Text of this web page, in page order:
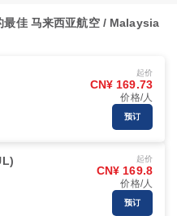
最佳 马来西亚航空 / Malaysia
起价
CN¥ 169.73
价格/人
预订
起价
CN¥ 169.8
价格/人
预订